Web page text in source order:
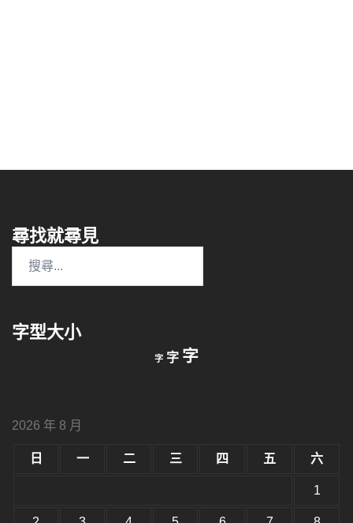
尋找就尋見
字:
字型大小
字 小
字重
小。
字放
2026 年 8 月
日 一 二 三 四 五 六
1